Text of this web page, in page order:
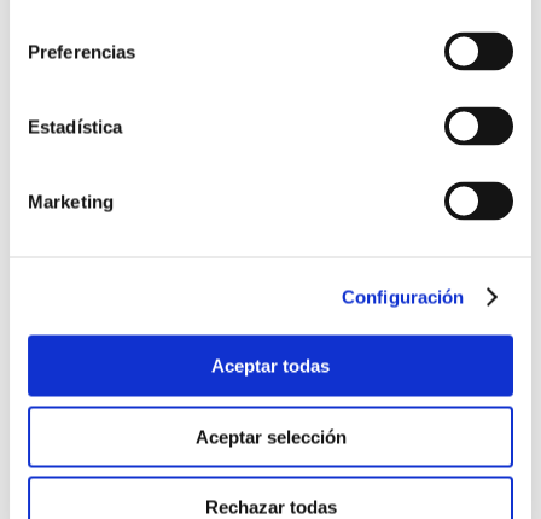
Preferencias
Estadística
Marketing
Configuración
Aceptar todas
Aceptar selección
Rechazar todas
UNE-EN ISO 665
PNE-FprCEN ISO/TR 41013
Gestión de inmuebles y servicios de soporte
en instalaciones de baja tensión
PNE-prEN 17616
Velas para exteriores. Especificaciones de
seguridad contra incendios
Internacional